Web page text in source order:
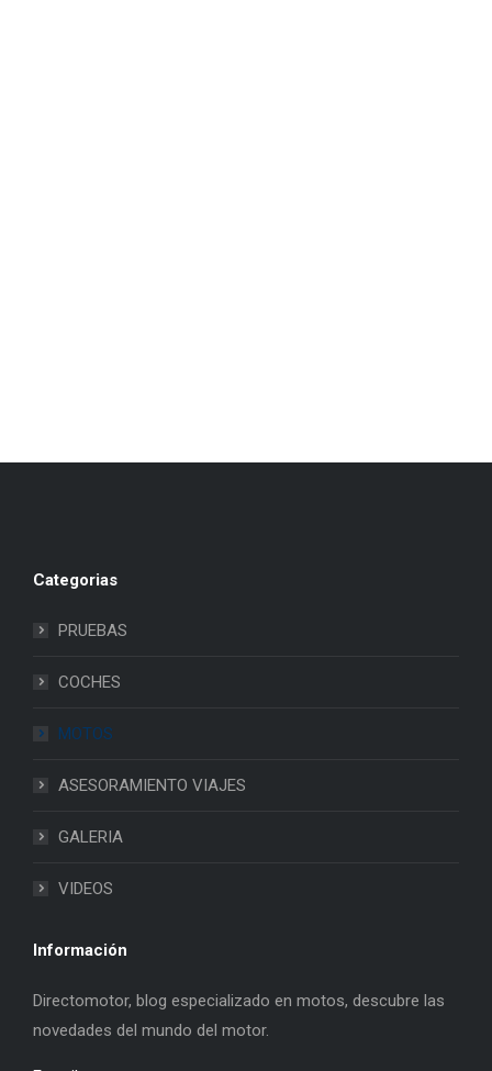
Categorias
PRUEBAS
COCHES
MOTOS
ASESORAMIENTO VIAJES
GALERIA
VIDEOS
Información
Directomotor, blog especializado en motos, descubre las
novedades del mundo del motor.